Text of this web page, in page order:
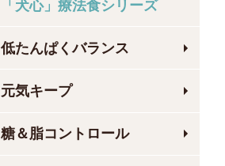
「犬心」療法食シリーズ
低たんぱくバランス
元気キープ
糖＆脂コントロール